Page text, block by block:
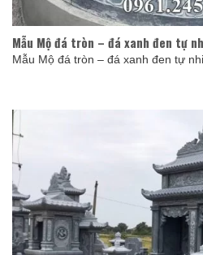
Mẫu Mộ đá tròn – đá xanh đen tự
Mẫu Mộ đá tròn – đá xanh đen tự